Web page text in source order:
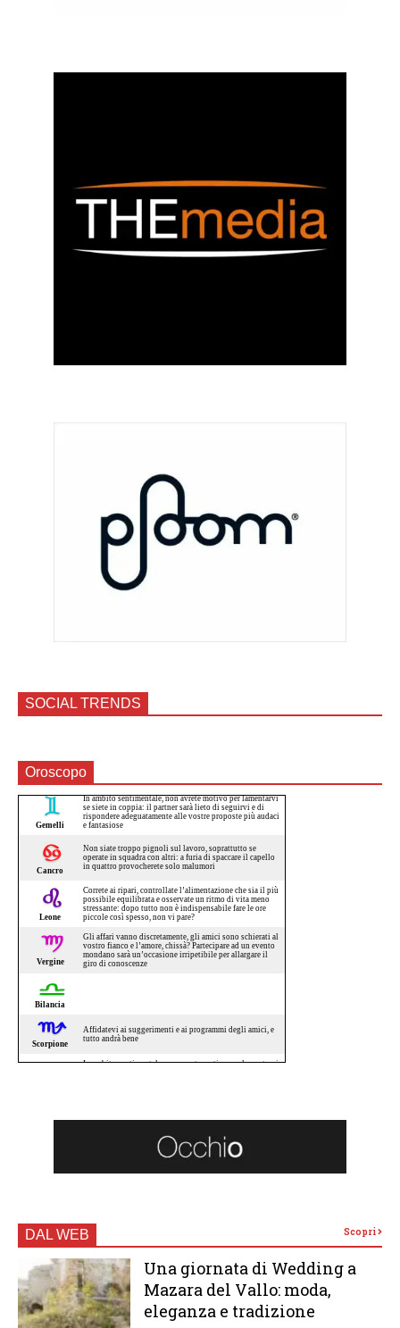
SOCIAL TRENDS
Oroscopo
DAL WEB Scopri
Una giornata di Wedding a
Mazara del Vallo: moda,
eleganza e tradizione